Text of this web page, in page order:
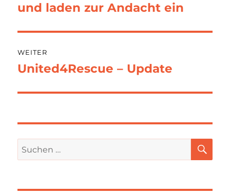
und laden zur Andacht ein
WEITER
Nächster
United4Rescue – Update
Suchen
nach: